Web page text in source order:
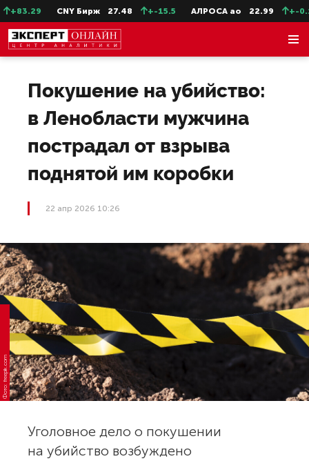
CNY Бирж 27.48 +-15.5 АЛРОСА ао 22.99 +-0.11
Покушение на убийство:
в Ленобласти мужчина
пострадал от взрыва
поднятой им коробки
22 апр 2026 10:26
Фото: freepik.com
Уголовное дело о покушении
на убийство возбуждено